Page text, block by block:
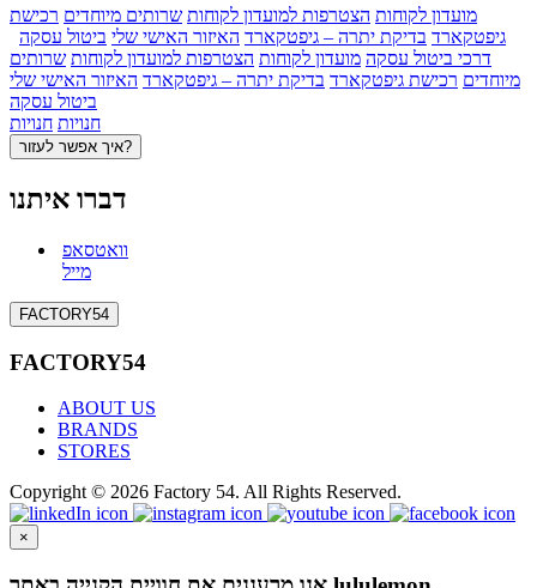
מועדון לקוחות הצטרפות למועדון לקוחות שרותים מיוחדים רכישת
גיפטקארד בדיקת יתרה – גיפטקארד האיזור האישי שלי ביטול עסקה
דרכי ביטול עסקה מועדון לקוחות הצטרפות למועדון לקוחות שרותים
מיוחדים רכישת גיפטקארד בדיקת יתרה – גיפטקארד האיזור האישי שלי
ביטול עסקה
חנויות חנויות
איך אפשר לעזור?
דברו איתנו
וואטסאפ
מייל
FACTORY54
FACTORY54
ABOUT US
BRANDS
STORES
Copyright © 2026 Factory 54. All Rights Reserved.
×